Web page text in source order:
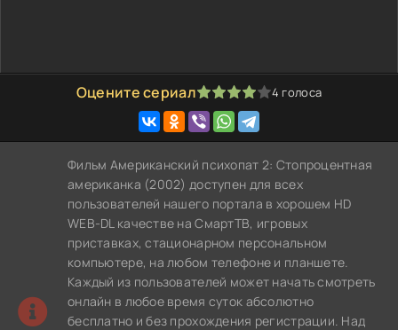
Оцените сериал
1 2 3 4 5 4 голоса
Фильм Американский психопат 2: Стопроцентная
американка (2002) доступен для всех
пользователей нашего портала в хорошем HD
WEB-DL качестве на СмартТВ, игровых
приставках, стационарном персональном
компьютере, на любом телефоне и планшете.
Каждый из пользователей может начать смотреть
онлайн в любое время суток абсолютно
бесплатно и без прохождения регистрации. Над